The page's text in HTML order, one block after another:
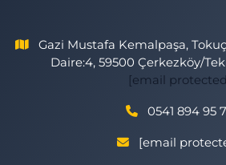
Gazi Mustafa Kemalpaşa,
Daire:4, 59500 Çerkezköy/
[email
0541 894 95
[email